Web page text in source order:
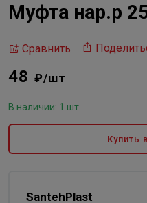
Муфта нар.р
Сравнить
48 ₽/шт
В наличии: 1 шт
Купить
SantehPlast